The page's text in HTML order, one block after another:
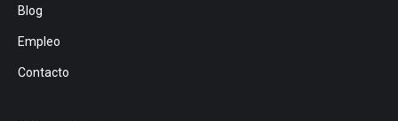
Blog
Empleo
Contacto